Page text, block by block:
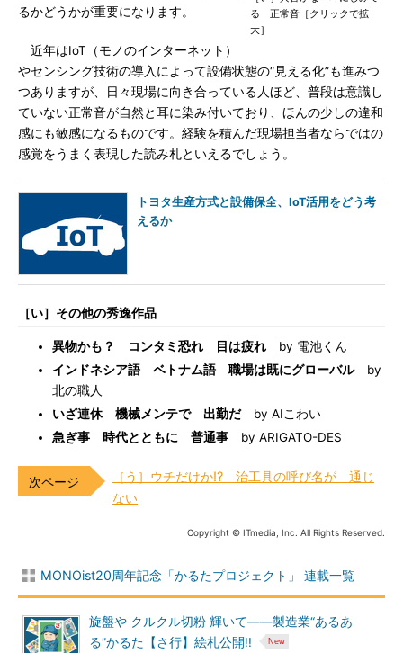
る 正常音［クリックで拡
大］
るかどうかが重要になります。
近年はIoT（モノのインターネット）
やセンシング技術の導入によって設備状態の“見える化”も進みつ
つありますが、日々現場に向き合っている人ほど、普段は意識し
ていない正常音が自然と耳に染み付いており、ほんの少しの違和
感にも敏感になるものです。経験を積んだ現場担当者ならではの
感覚をうまく表現した読み札といえるでしょう。
トヨタ生産方式と設備保全、IoT活用をどう考
えるか
［い］その他の秀逸作品
異物かも？ コンタミ恐れ 目は疲れ by 電池くん
インドネシア語 ベトナム語 職場は既にグローバルby
北の職人
いざ連休 機械メンテで 出勤だby AIこわい
急ぎ事 時代とともに 普通事 by ARIGATO-DES
［う］ウチだけか!? 治工具の呼び名が 通じ
ない
Copyright © ITmedia, Inc. All Rights Reserved.
MONOist20周年記念「かるたプロジェクト」 連載一覧
旋盤や クルクル切粉 輝いて――製造業“あるあ
る”かるた【さ行】絵札公開!!